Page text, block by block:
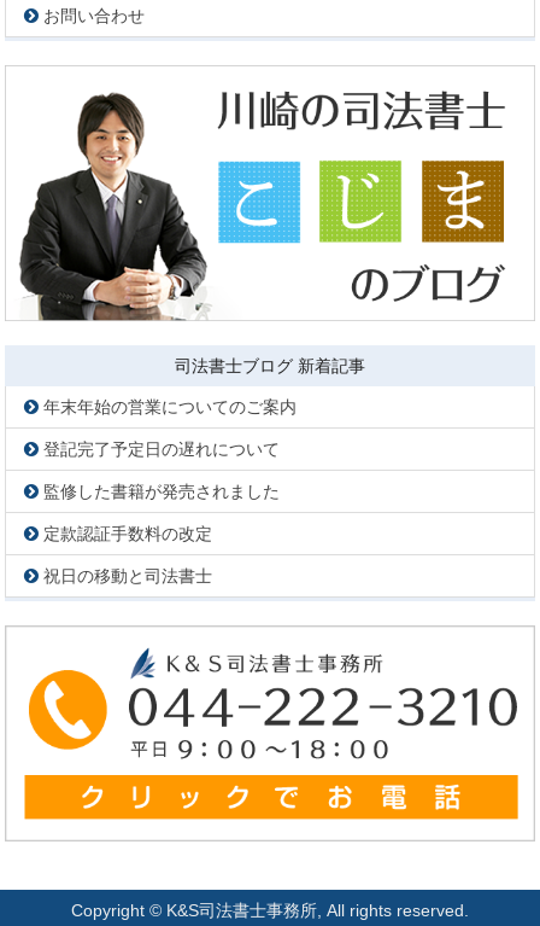
お問い合わせ
司法書士ブログ 新着記事
年末年始の営業についてのご案内
登記完了予定日の遅れについて
監修した書籍が発売されました
定款認証手数料の改定
祝日の移動と司法書士
Copyright © K&S司法書士事務所, All rights reserved.